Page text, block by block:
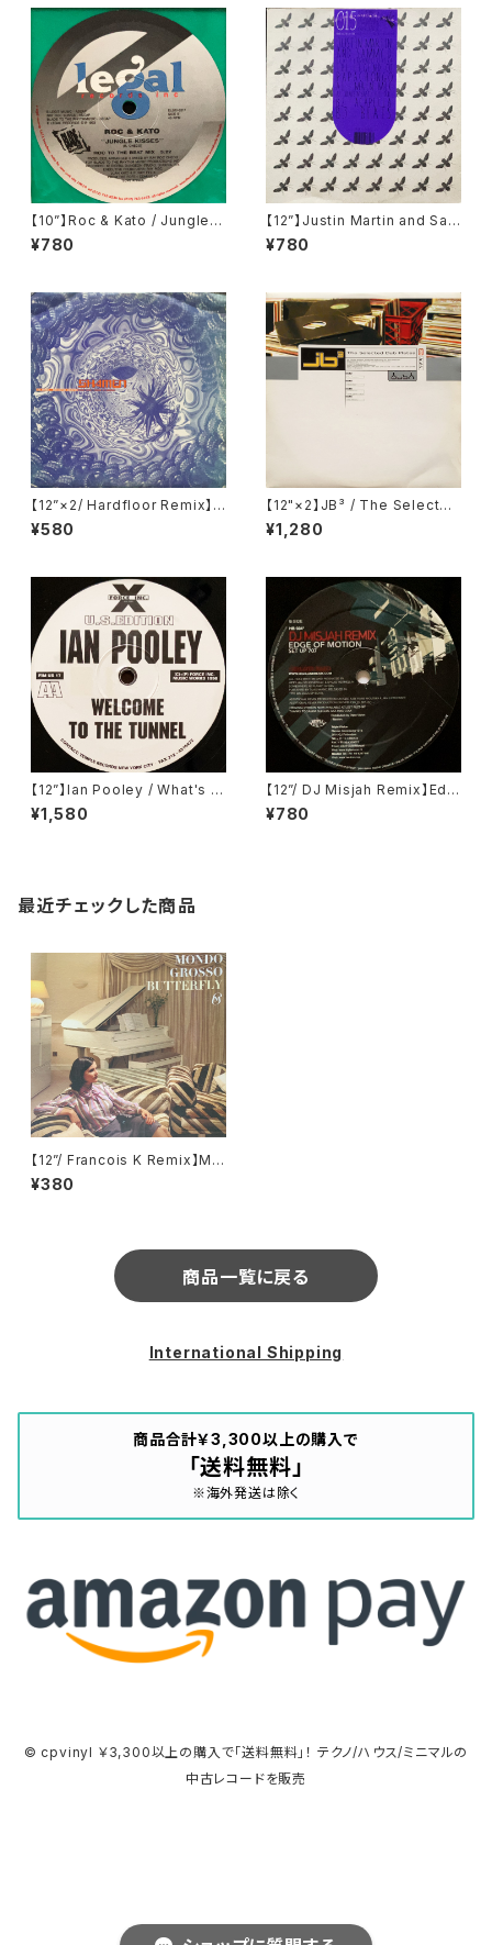
【10”】Roc & Kato / Jungle K
isses (E Legal) (ELS10-621
7)
¥780
【12”】Justin Martin and Sam
my D feat Fernando Rivera
/ The Legend Of Papacho
¥780
【12”×2/ Hardfloor Remix】T
he Shamen / Destination E
schaton (Disco Clash (Tec
¥580
【12"×2】JB³ / The Selected
Dub Plates (Bush) (Bush 2
012)
¥1,280
【12”】Ian Pooley / What's Y
our Number / Welcome To
The Tunnel (Force Inc. US)
¥1,580
【12”/ DJ Misjah Remix】Edg
e Of Motion / Set Up 707
(Remixes) (Highland Beats
¥780
最近チェックした商品
【12”/ Francois K Remix】Mo
ndo Grosso / Butterfly (Re
al Eyes) (AIJT 5077)
¥380
商品一覧に戻る
International Shipping
商品合計￥3,300以上の購入で
「送料無料」
※海外発送は除く
© cpvinyl ￥3,300以上の購入で「送料無料」！ テクノ/ハウス/ミニマルの
中古レコードを販売